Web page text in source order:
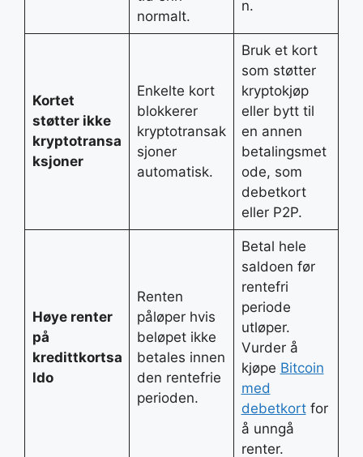
normalt.
n.
Kortet
støtter ikke
kryptotransa
ksjoner
Enkelte kort
blokkerer
kryptotransak
sjoner
automatisk.
Bruk et kort
som støtter
kryptokjøp
eller bytt til
en annen
betalingsmet
ode, som
debetkort
eller P2P.
Høye renter
på
kredittkortsa
ldo
Renten
påløper hvis
beløpet ikke
betales innen
den rentefrie
perioden.
Betal hele
saldoen før
rentefri
periode
utløper.
Vurder å
kjøpe Bitcoin
med
debetkortfor
å unngå
renter.